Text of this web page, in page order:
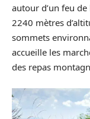
autour d’un feu
2240 mètres
sommets
accueille les
des repas